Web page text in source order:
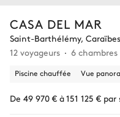
CASA DEL MAR
Saint-Barthélémy, Caraïbes
12 voyageurs
6 chambres
Piscine chauffée
De 49 970 € à 151 125 €